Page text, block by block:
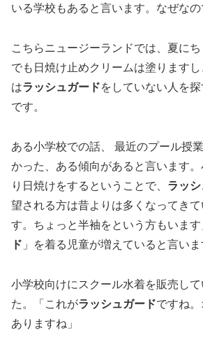
いる学校もあると言います。なぜなの
こちらニュージーランドでは、夏に
でも日焼け止めクリームは塗ります
はラッシュガードをしていない人を
です。
ある小学校での話、 最近のプール授
かった、ある傾向があると言います
り日焼けをするということで、 ラッ
望される方は昔よりは多くなってき
す。ちょっと半袖をという方もいます
ド 」を着る児童が増えていると言いま
小学校向けにスクール水着を販売し
た。「これがラッシュガードですね
ありますね」